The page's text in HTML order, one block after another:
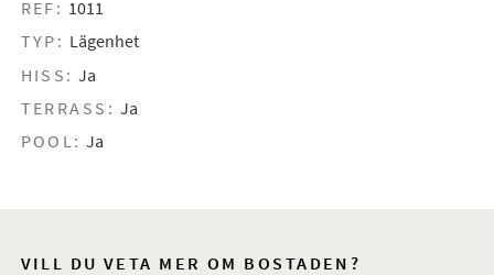
REF: 1011
TYP: Lägenhet
HISS: Ja
TERRASS: Ja
POOL: Ja
VILL DU VETA MER OM BOSTADEN?